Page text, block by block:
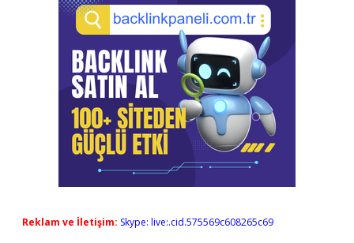
Reklam ve İletişim: Skype: live:.cid.575569c608265c69